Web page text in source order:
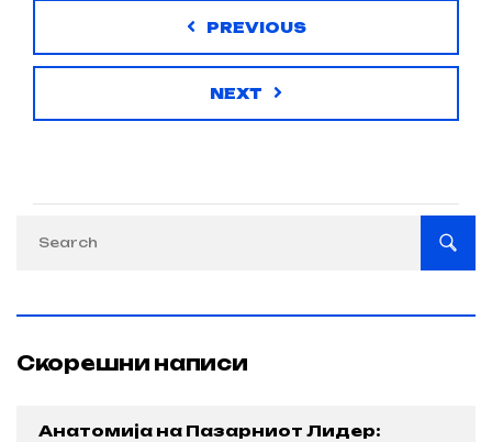
PREVIOUS
NEXT
Скорешни написи
Анатомија на Пазарниот Лидер: